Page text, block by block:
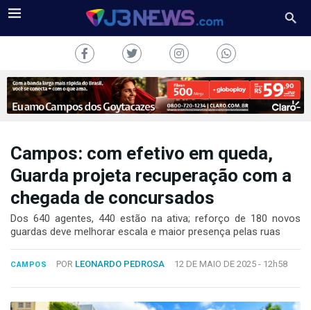
COLUNAS
FALE
CONOSCO
Copyright
2024
Campos: com efetivo em queda,
Guarda projeta recuperação com a
chegada de concursados
Dos 640 agentes, 440 estão na ativa; reforço de 180 novos
guardas deve melhorar escala e maior presença pelas ruas
CAMPOS POR LEONARDO PEDROSA 12 DE MAIO DE 2025 - 12h58